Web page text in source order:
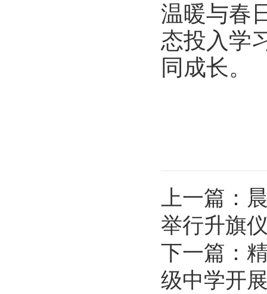
温暖与春
态投入学
同成长。
上一篇：
举行升旗
下一篇：
级中学开